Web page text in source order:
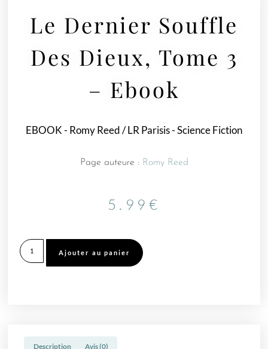
Le Dernier Souffle
Des Dieux, Tome 3
– Ebook
EBOOK - Romy Reed / LR Parisis- Science Fiction
Page auteure : Romy Reed
5.99 €
Ajouter au panier
Description Avis (0)